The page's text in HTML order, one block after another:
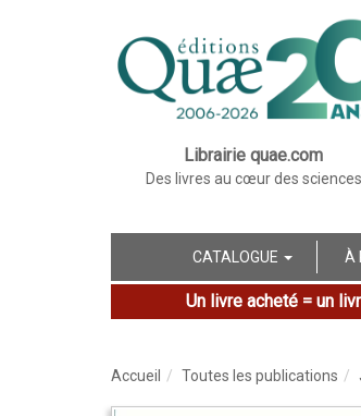
Librairie quae.com
Des livres au cœur des sciences
CATALOGUE À
Un livre acheté = un
Accueil Toutes les publications